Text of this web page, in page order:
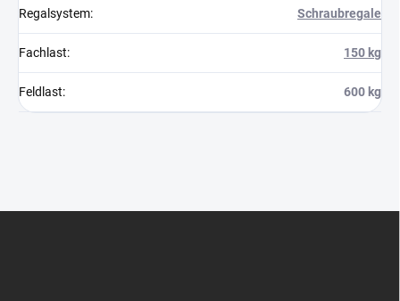
Regalsystem: Schraubregale
Fachlast: 150 kg
Feldlast: 600 kg